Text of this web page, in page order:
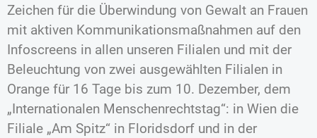
Zeichen für die Überwindung von Gewalt an Frauen
mit aktiven Kommunikationsmaßnahmen auf den
Infoscreens in allen unseren Filialen und mit der
Beleuchtung von zwei ausgewählten Filialen in
Orange für 16 Tage bis zum 10. Dezember, dem
„Internationalen Menschenrechtstag“: in Wien die
Filiale „Am Spitz“ in Floridsdorf und in der